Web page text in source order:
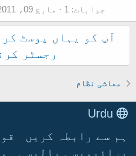
جوابات
1 مارچ 09، 2011
آپ کو یہاں پوسٹ
رجسٹر
معاشی نظام
ہم سے رابطہ کریں
پرائیویسی پالیسی